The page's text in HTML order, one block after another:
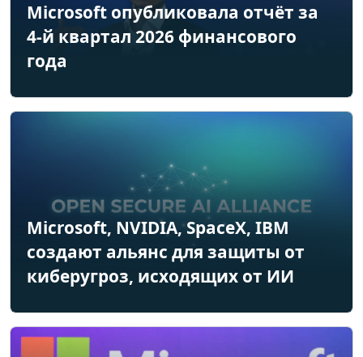
Microsoft опубликовала отчёт за
4-й квартал 2026 финансового
года
Microsoft, NVIDIA, SpaceX, IBM
создают альянс для защиты от
киберугроз, исходящих от ИИ